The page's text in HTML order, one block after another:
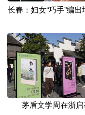
长春：妇女“巧手”编出
茅盾文学周在浙启